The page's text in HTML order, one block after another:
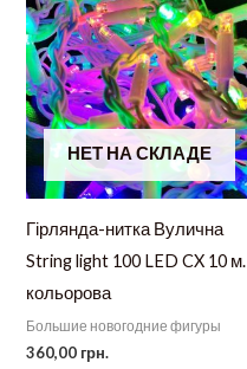
НЕТ НА СКЛАДЕ
Гірлянда-нитка Вулична
String light 100 LED CX 10 м.
кольорова
Большие новогодние фигуры
360,00 грн.